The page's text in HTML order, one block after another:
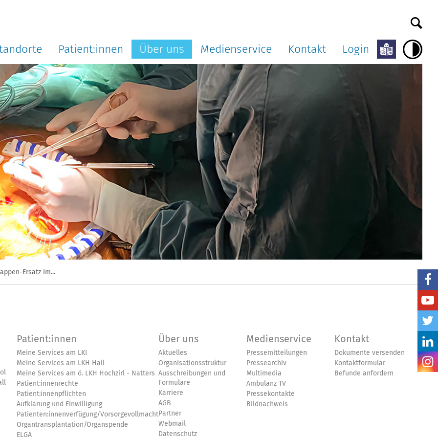
Patient:innen Über uns Medienservice Kontakt Login
Ersatz im...
Patient:innen
Meine Services am LKI
Meine Services am LKH Hall
Meine Services am ö. LKH Hochzirl - Natters
Patient:innenrechte
Patient:innenpflichten
Aufklärung und Einwilligung
Patienten:innenverfügung/Vorsorgevollmacht
Organtransplantation/Organspende
ELGA
Über uns
Aktuelles
Organisationsstruktur
Ausschreibungen und
Formulare
Karriere
AGB
Partner
Webmail
Datenschutz
Medienservice
Pressemitteilungen
Pressearchiv
Multimedia
Ambulanz TV
Pressekontakte
Bildnachweis
Kontakt
Dokumente versenden
Kontaktformular
Befunde anfordern